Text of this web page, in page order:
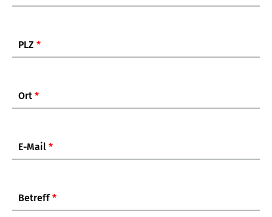
PLZ *
Ort *
E-Mail *
Betreff*